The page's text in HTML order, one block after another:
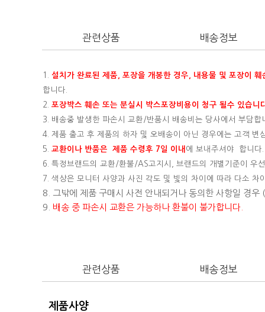
관련상품 배송정보
1. 설치가 완료된 제품, 포장을 개봉한 경우, 내용물 및 포장이
합니다.
2. 포장박스 훼손 또는 분실시 박스포장비용이 청구 될수 있습
3. 배송중 발생한 파손시 교환/반품시 배송비는 당사에서 부담합
4. 제품 출고 후 제품의 하자 및 오배송이 아닌 경우에는 고객 변
5. 교환이나 반품은 제품 수령후 7일 이내 에 보내주셔야 합니다.
6. 특정브랜드의 교환/환불/AS고지시, 브랜드의 개별기준이 우선
7. 색상은 모니터 사양과 사진 각도 및 빛의 차이에 따라 다소
8. 그밖에 제품 구매시 사전 안내되거나 동의한 사항일 경
9. 배송 중 파손시 교환은 가능하나 환불이 불가합니다.
관련상품 배송정보
제품사양